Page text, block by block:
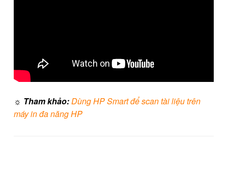
☼ Tham khảo:Dùng HP Smart để scan tài liệu trên
máy in đa năng HP